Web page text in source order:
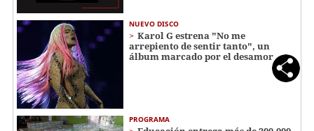
NUEVO DISCO
Karol G estrena "No me
arrepiento de sentir tanto", un
álbum marcado por el desamor
PROGRAMA